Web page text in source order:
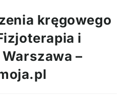
kręgowego
i
–